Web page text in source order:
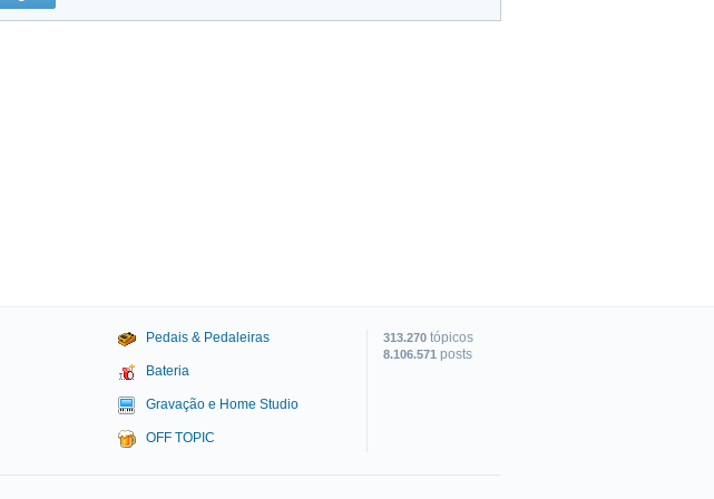
Pedais & Pedaleiras
Bateria
Gravação e Home Studio
OFF TOPIC
313.270 tópicos
8.106.571 posts